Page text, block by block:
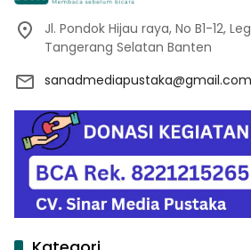
Jl. Pondok Hijau raya, No B1-12,
Tangerang Selatan Banten
sanadmediapustaka@gmail.com